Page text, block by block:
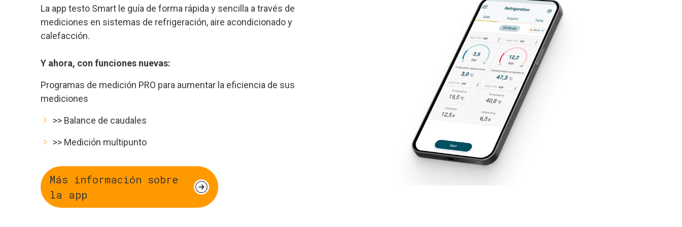
La app testo Smart le guía de forma rápida y sencilla a través de
mediciones en sistemas de refrigeración, aire acondicionado y
calefacción.
Y ahora, con funciones nuevas:
Programas de medición PRO para aumentar la eficiencia de sus
mediciones
>> Balance de caudales
>> Medición multipunto
Más información sobre
la app